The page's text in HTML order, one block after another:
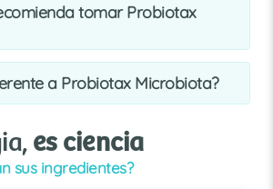
tomar Probiotax
a Probiotax Microbiota?
es ciencia
sus ingredientes?